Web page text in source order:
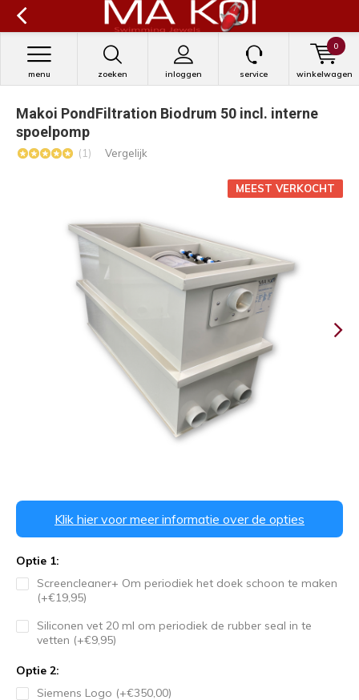
zoeken inloggen
menu service winkelwagen
0
Makoi PondFiltration Biodrum 50 incl. interne
spoelpomp
(1) Vergelijk
MEEST VERKOCHT
Klik hier voor meer informatie over de opties
Optie 1:
Screencleaner+ Om periodiek het doek schoon te maken
(+€19,95)
Siliconen vet 20 ml om periodiek de rubber seal in te
vetten (+€9,95)
Optie 2:
Siemens Logo (+€350,00)